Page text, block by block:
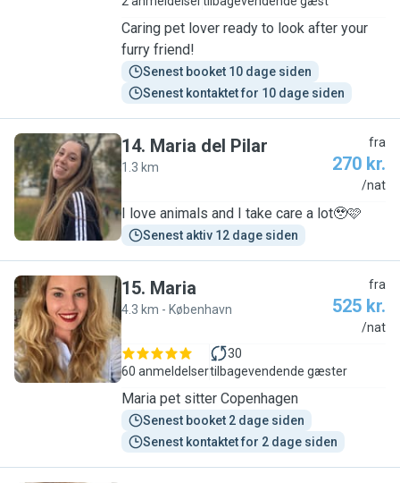
Caring pet lover ready to look after your
furry friend!
Senest booket 10 dage siden
Senest kontaktet for 10 dage siden
M
14. Maria del Pilar
1.3 km
fra
270 kr.
/nat
I love animals and I take care a lot🥹🩷
Senest aktiv 12 dage siden
M
15. Maria
4.3 km - København
fra
525 kr.
/nat
60 anmeldelser
30
tilbagevendende gæster
Maria pet sitter Copenhagen
Senest booket 2 dage siden
Senest kontaktet for 2 dage siden